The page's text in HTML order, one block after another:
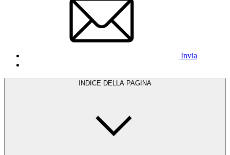
Invia
INDICE DELLA PAGINA